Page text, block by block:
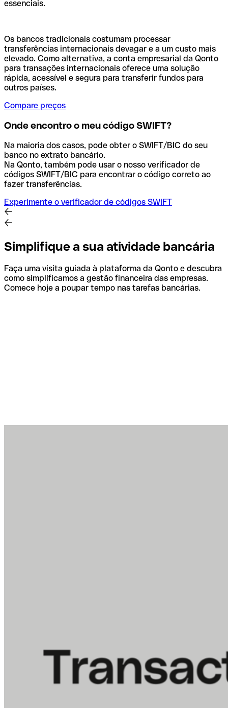
essenciais.
Os bancos tradicionais costumam processar
transferências internacionais devagar e a um custo mais
elevado. Como alternativa, a conta empresarial da Qonto
para transações internacionais oferece uma solução
rápida, acessível e segura para transferir fundos para
outros países.
Compare preços
Onde encontro o meu código SWIFT?
Na maioria dos casos, pode obter o SWIFT/BIC do seu
banco no extrato bancário.
Na Qonto, também pode usar o nosso verificador de
códigos SWIFT/BIC para encontrar o código correto ao
fazer transferências.
Experimente o verificador de códigos SWIFT
Simplifique a sua atividade bancária
Faça uma visita guiada à plataforma da Qonto e descubra
como simplificamos a gestão financeira das empresas.
Comece hoje a poupar tempo nas tarefas bancárias.